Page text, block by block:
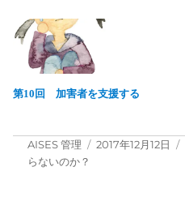
第10回 加害者を支援する
投
稿
AISES 管理
投
2017年12月12日
らないのか？